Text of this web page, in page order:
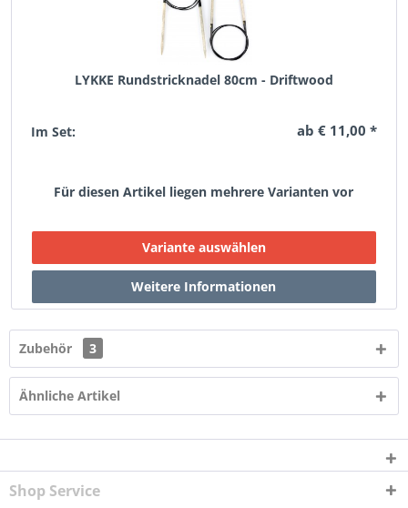
LYKKE Rundstricknadel 80cm - Driftwood
Im Set: ab € 11,00 *
Für diesen Artikel liegen mehrere Varianten vor
Zubehör 3
Ähnliche Artikel
Shop Service